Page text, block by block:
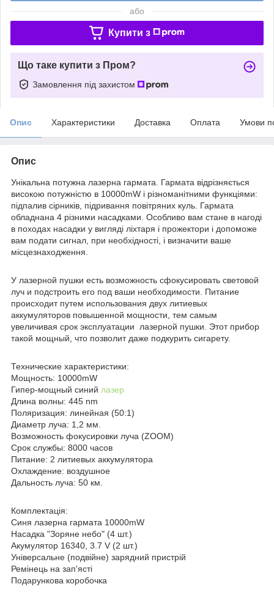
або
Купити з
Що таке купити з Пром?
Замовлення під захистом
Опис Характеристики Доставка Оплата Умови
Опис
Унікальна потужна лазерна гармата. Гармата відрізняється
високою потужністю в 10000mW і різноманітними функціями:
підпалив сірників, підривання повітряних куль. Гармата
обладнана 4 різними насадками. Особливо вам стане в нагоді
в походах насадки у вигляді ліхтаря і прожектори і допоможе
вам подати сигнал, при необхідності, і визначити ваше
місцезнаходження.
У лазерной пушки есть возможность сфокусировать световой
луч и подстроить его под ваши необходимости. Питание
происходит путем использования двух литиевых
аккумуляторов повышенной мощности, тем самым
увеличивая срок эксплуатации лазерной пушки. Этот прибор
такой мощный, что позволит даже подкурить сигарету.
Технические характеристики:
Мощность: 10000mW
Гипер-мощный синий лазер
Длина волны: 445 nm
Поляризация: линейная (50:1)
Диаметр луча: 1,2 мм.
Возможность фокусировки луча (ZOOM)
Срок службы: 8000 часов
Питание: 2 литиевых аккумулятора
Охлаждение: воздушное
Дальность луча: 50 км.
Комплектація:
Синя лазерна гармата 10000mW
Насадка "Зоряне небо" (4 шт.)
Акумулятор 16340, 3.7 V (2 шт.)
Універсальне (подвійне) зарядний пристрій
Ремінець на зап'ясті
Подарункова коробочка